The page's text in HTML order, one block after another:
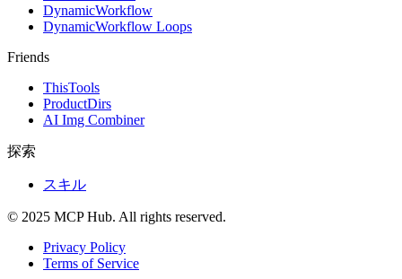
DynamicWorkflow
DynamicWorkflow Loops
Friends
ThisTools
ProductDirs
AI Img Combiner
探索
スキル
© 2025 MCP Hub. All rights reserved.
Privacy Policy
Terms of Service